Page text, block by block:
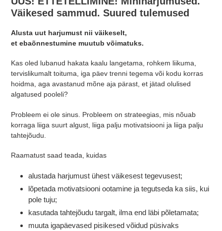
Väikesed sammud. Suured tulemused
Alusta uut harjumust nii väikeselt,
et ebaõnnestumine muutub võimatuks.
Kas oled lubanud hakata kaalu langetama, rohkem liikuma,
tervislikumalt toituma, iga päev trenni tegema või kodu korras
hoidma, aga avastanud mõne aja pärast, et jätad olulised
algatused pooleli?
Probleem ei ole sinus. Probleem on strateegias, mis nõuab
korraga liiga suurt algust, liiga palju motivatsiooni ja liiga palju
tahtejõudu.
Raamatust saad teada, kuidas
alustada harjumust ühest väikesest tegevusest;
lõpetada motivatsiooni ootamine ja tegutseda ka siis, kui
pole tuju;
kasutada tahtejõudu targalt, ilma end läbi põletamata;
muuta igapäevased pisikesed võidud püsivaks